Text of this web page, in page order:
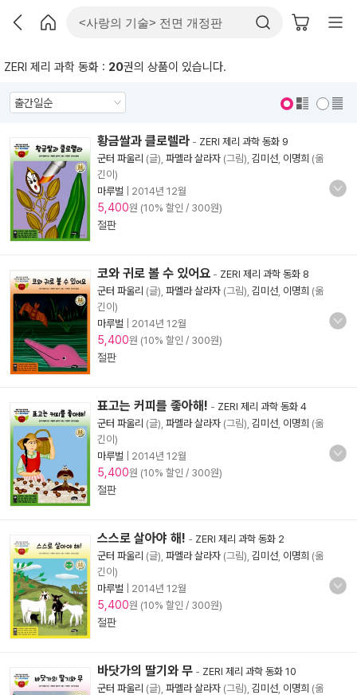
ZERI 제리 과학 동화 : 20권의 상품이 있습니다.
황금쌀과 클로렐라 - ZERI 제리 과학 동화 9
군터 파울리 (글), 파멜라 살라자 (그림), 김미선 이명희 (옮
긴이)
마루벌
2014년 12월
5,400원 (10% 할인 / 300원)
절판
코와 귀로 볼 수 있어요 - ZERI 제리 과학 동화 8
군터 파울리 (글), 파멜라 살라자 (그림), 김미선 이명희 (옮
긴이)
마루벌
2014년 12월
5,400원 (10% 할인 / 300원)
절판
표고는 커피를 좋아해! - ZERI 제리 과학 동화 4
군터 파울리 (글), 파멜라 살라자 (그림), 김미선 이명희 (옮
긴이)
마루벌
2014년 12월
5,400원 (10% 할인 / 300원)
절판
스스로 살아야 해! - ZERI 제리 과학 동화 2
군터 파울리 (글), 파멜라 살라자 (그림), 김미선 이명희 (옮
긴이)
마루벌
2014년 12월
5,400원 (10% 할인 / 300원)
절판
바닷가의 딸기와 무 - ZERI 제리 과학 동화 10
군터 파울리 (글), 파멜라 살라자 (그림), 김미선 이명희 (옮